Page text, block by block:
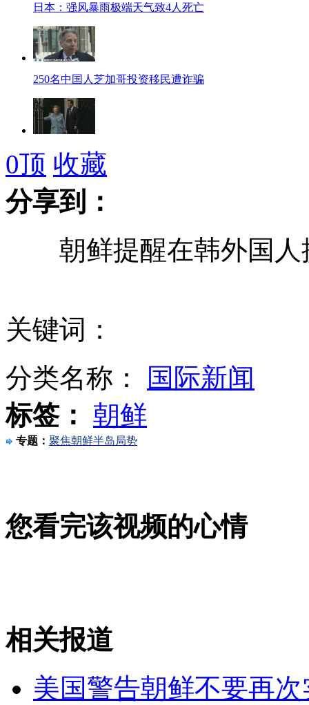
日本：强风暴雨极端天气致4人死亡
250名中国人芝加哥投资移民遭诈骗
媒体披撒切尔葬礼细节：遗体由炮兵引入教堂
河南省煤矿拟推安责险 死亡一人赔付30万元
实拍毒贩驾车狂逃 民警扒车头紧追
乘客里程积分被盗 航空公司无言以对
女孩北京地铁殴打老人 痛下狠手拳打脚踢
无痛分娩是否安全 医生回应
0顶 收藏
分享到：
朝鲜提醒在韩外国人
关键词：
分类名称：
国际新闻
标签： 朝鲜
专题： 聚焦朝鲜半岛局势
您看完该视频的心情
相关报道
美国警告朝鲜不要再